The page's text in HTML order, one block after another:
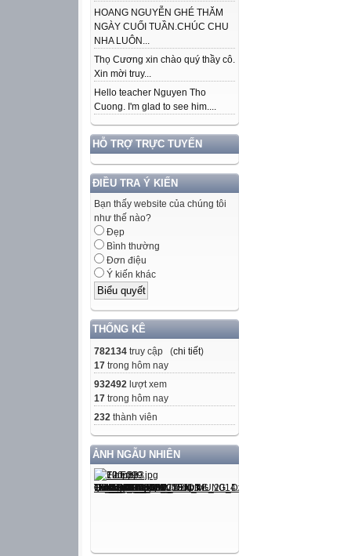
HOANG NGUYỄN GHÉ THĂM
NGÀY CUỐI TUẦN.CHÚC CHU
NHA LUÔN...
Thọ Cương xin chào quý thầy cô.
Xin mời truy...
Hello teacher Nguyen Tho
Cuong. I'm glad to see him....
HỖ TRỢ TRỰC TUYẾN
ĐIỀU TRA Ý KIẾN
Bạn thấy website của chúng tôi
như thế nào?
Đẹp
Bình thường
Đơn điệu
Ý kiến khác
THỐNG KÊ
782134 truy cập (chi tiết)
17 trong hôm nay
932492 lượt xem
17 trong hôm nay
232 thành viên
ẢNH NGẪU NHIÊN